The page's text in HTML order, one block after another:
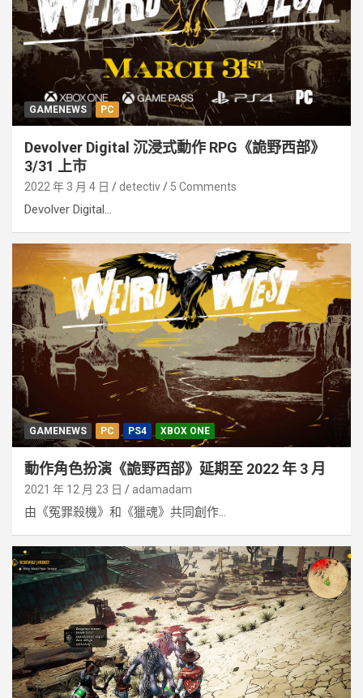
GAMENEWS PC
Devolver Digital 沉浸式動作 RPG《詭野西部》
3/31 上市
2022 年 3 月 4 日 detectiv 5 Comments
Devolver Digital...
GAMENEWS PC PS4 XBOX ONE
動作角色扮演《詭野西部》延期至 2022 年 3 月
2021 年 12 月 23 日 adamadam
由《冤罪殺機》和《獵魂》共同創作...